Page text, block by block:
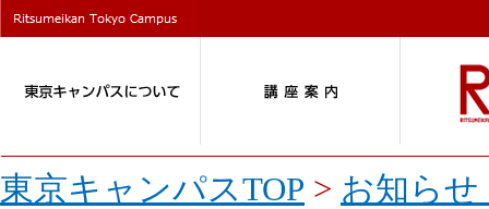
東京キャンパスTOP > お知らせ